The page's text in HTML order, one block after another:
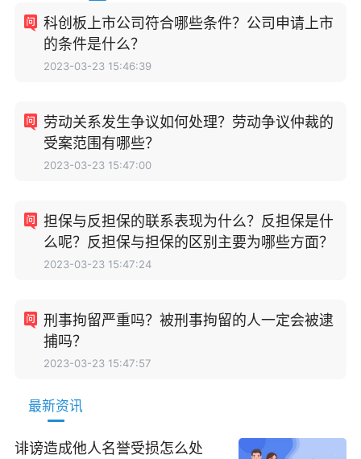
科创板上市公司符合哪些条件？公司申请上市
的条件是什么？
2023-03-23 15:46:39
劳动关系发生争议如何处理？劳动争议仲裁的
受案范围有哪些？
2023-03-23 15:47:00
担保与反担保的联系表现为什么？反担保是什
么呢？反担保与担保的区别主要为哪些方面？
2023-03-23 15:47:24
刑事拘留严重吗？被刑事拘留的人一定会被逮
捕吗？
2023-03-23 15:47:57
最新资讯
诽谤造成他人名誉受损怎么处